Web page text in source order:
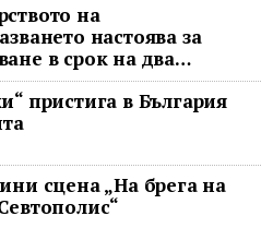
на
настоява за
в срок на два
проекта
пристига в България
сцена „На брега на